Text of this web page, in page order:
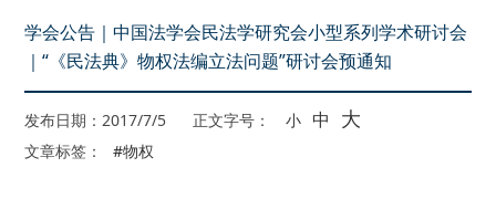
学会公告｜中国法学会民法学研究会小型系列学术研讨会
｜“《民法典》物权法编立法问题”研讨会预通知
发布日期：2017/7/5 正文字号： 小 中 大
文章标签： #物权